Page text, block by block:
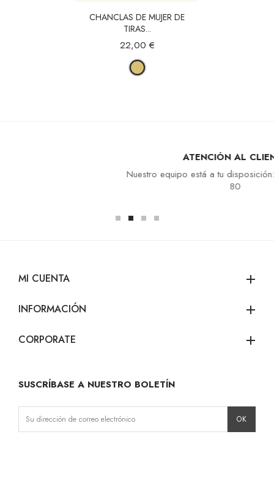
CHANCLAS DE MUJER DE
TIRAS...
22,00 €
ATENCIÓN AL CLIENTE
Nuestro equipo está a tu disposición: +33 4 94 94 97
MI CUENTA add
INFORMACIÓN add
CORPORATE add
SUSCRÍBASE A NUESTRO BOLETÍN